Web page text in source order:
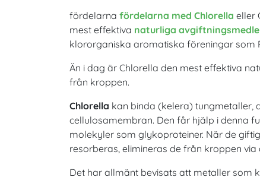
fördelarna fördelarna med Chlorella eller
mest effektiva naturliga
klororganiska aromatiska föreningar som
Än i dag är Chlorella den mest effektiva
från kroppen.
Chlorella kan binda (kelera) tungmetaller,
cellulosamembran. Den får hjälp i denna
molekyler som glykoproteiner. När de
resorberas, elimineras de från kroppen via
Det har allmänt bevisats att metaller som